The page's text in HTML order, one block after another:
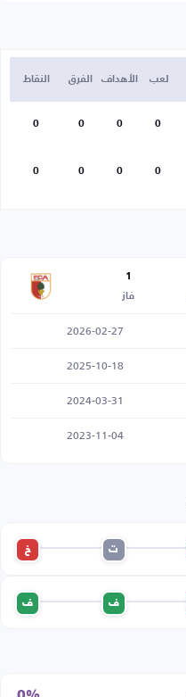
لعب الأهداف الفرق النقاط
0
0
0
0
0
0
0
0
1
فاز
2026-02-27
2025-10-18
2024-03-31
2023-11-04
ت خ
ف ف